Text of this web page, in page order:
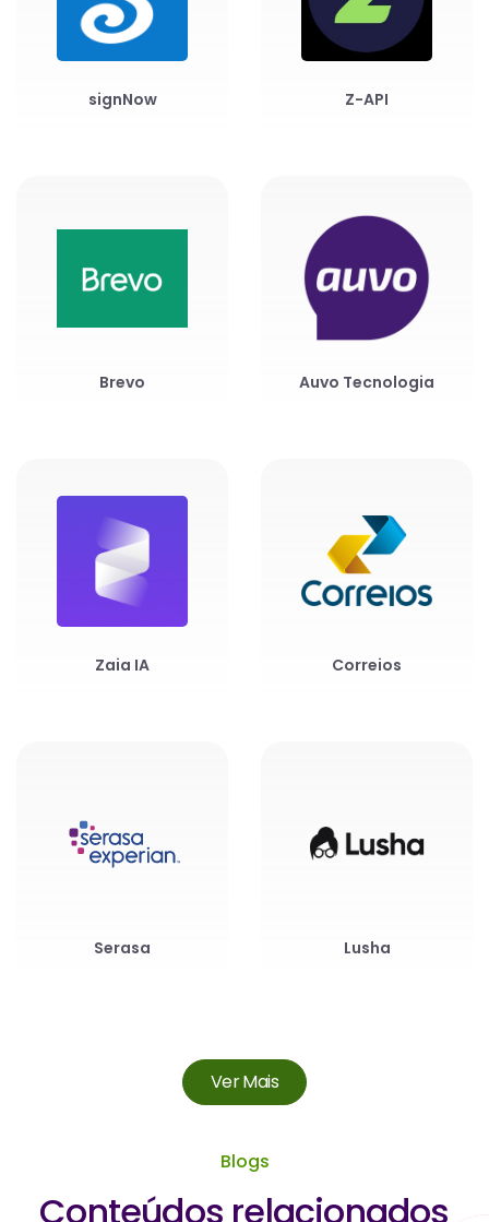
signNow Z-API
Brevo Auvo Tecnologia
Zaia IA Correios
Serasa Lusha
Ver Mais
Blogs
Conteúdos relacionados